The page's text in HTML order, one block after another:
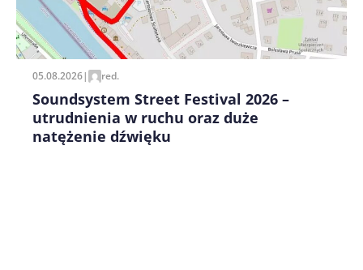
Zapamiętaj moje dane w tej przeglądarce podczas
pisania kolejnych komentarzy.
05.08.2026| red.
Soundsystem Street Festival 2026 –
utrudnienia w ruchu oraz duże
natężenie dźwięku